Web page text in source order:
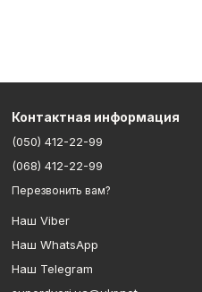
Контактная информация
(050) 412-22-99
(068) 412-22-99
Перезвонить вам?
Наш Viber
Наш WhatsApp
Наш Telegram